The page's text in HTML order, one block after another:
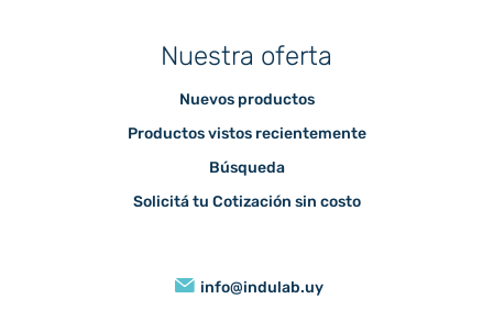
Nuestra oferta
Nuevos productos
Productos vistos recientemente
Búsqueda
Solicitá tu Cotización sin costo
info@indulab.uy